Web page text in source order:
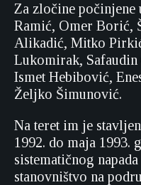
Za zločine počinjene
Ramić, Omer Borić,
Alikadić, Mitko
Lukomirak, Safaudin
Ismet Hebibović,
Željko Šimunović.
Na teret im je
1992. do maja
sistematičnog
stanovništvo na